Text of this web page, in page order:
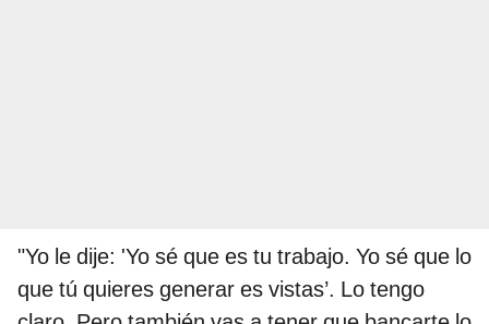
"Yo le dije: 'Yo sé que es tu trabajo. Yo sé que lo
que tú quieres generar es vistas’. Lo tengo